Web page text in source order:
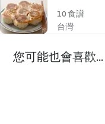
10 食譜
台灣
您可能也會喜歡...